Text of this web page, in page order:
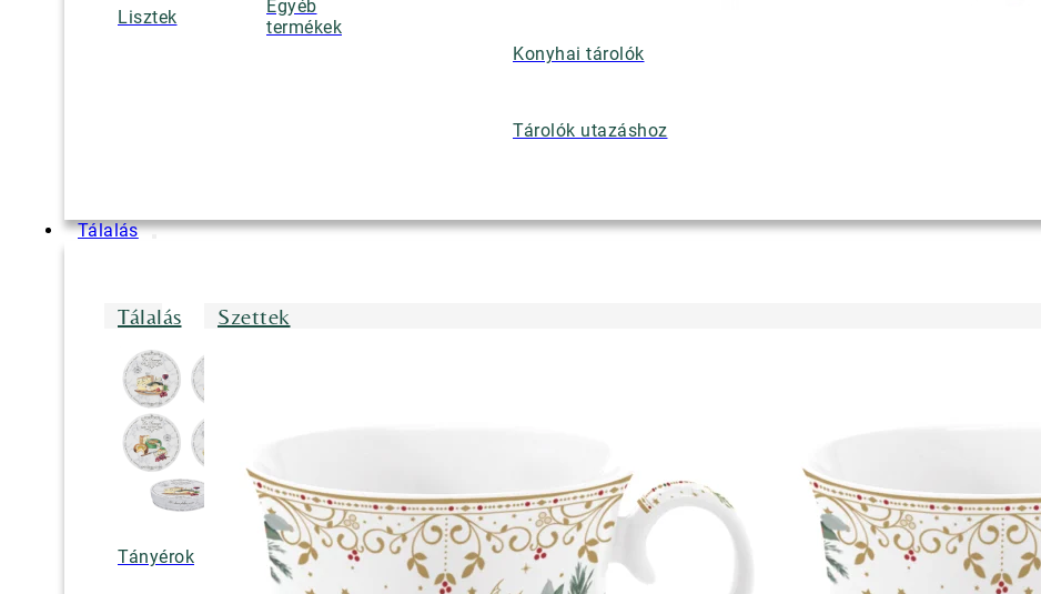
Lisztek
Egyéb
termékek
Konyhai tárolók
Tárolók utazáshoz
Tálalás
Tálalás
Tányérok Tálak/Tálcák/Tálalóedények
Szettek